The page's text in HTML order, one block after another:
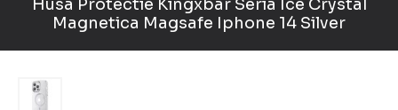
Husa Protectie Kingxbar Seria Ice Crystal
Magnetica Magsafe Iphone 14 Silver